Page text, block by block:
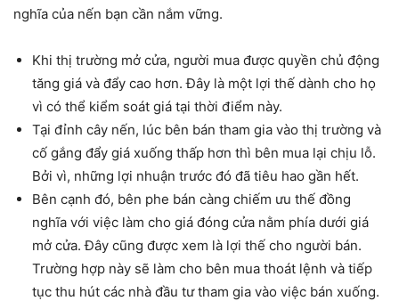
nghĩa của nến bạn cần nắm vững.
Khi thị trường mở cửa, người mua được quyền chủ động
tăng giá và đẩy cao hơn. Đây là một lợi thế dành cho họ
vì có thể kiểm soát giá tại thời điểm này.
Tại đỉnh cây nến, lúc bên bán tham gia vào thị trường và
cố gắng đẩy giá xuống thấp hơn thì bên mua lại chịu lỗ.
Bởi vì, những lợi nhuận trước đó đã tiêu hao gần hết.
Bên cạnh đó, bên phe bán càng chiếm ưu thế đồng
nghĩa với việc làm cho giá đóng cửa nằm phía dưới giá
mở cửa. Đây cũng được xem là lợi thế cho người bán.
Trường hợp này sẽ làm cho bên mua thoát lệnh và tiếp
tục thu hút các nhà đầu tư tham gia vào việc bán xuống.